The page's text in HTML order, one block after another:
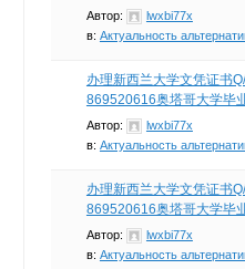
Автор:
lwxbi77x
в: Актуальность
办理新西兰大学文凭证书
869520616奥塔哥大学毕
Автор:
lwxbi77x
в: Актуальность
办理新西兰大学文凭证书
869520616奥塔哥大学毕
Автор:
lwxbi77x
в: Актуальность